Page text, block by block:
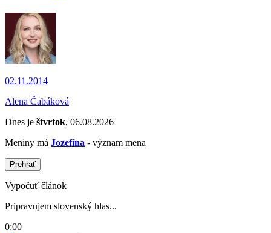
02.11.2014
Alena Čabáková
Dnes je štvrtok, 06.08.2026
Meniny má Jozefína - význam mena
Prehrať
Vypočuť článok
Pripravujem slovenský hlas...
0:00